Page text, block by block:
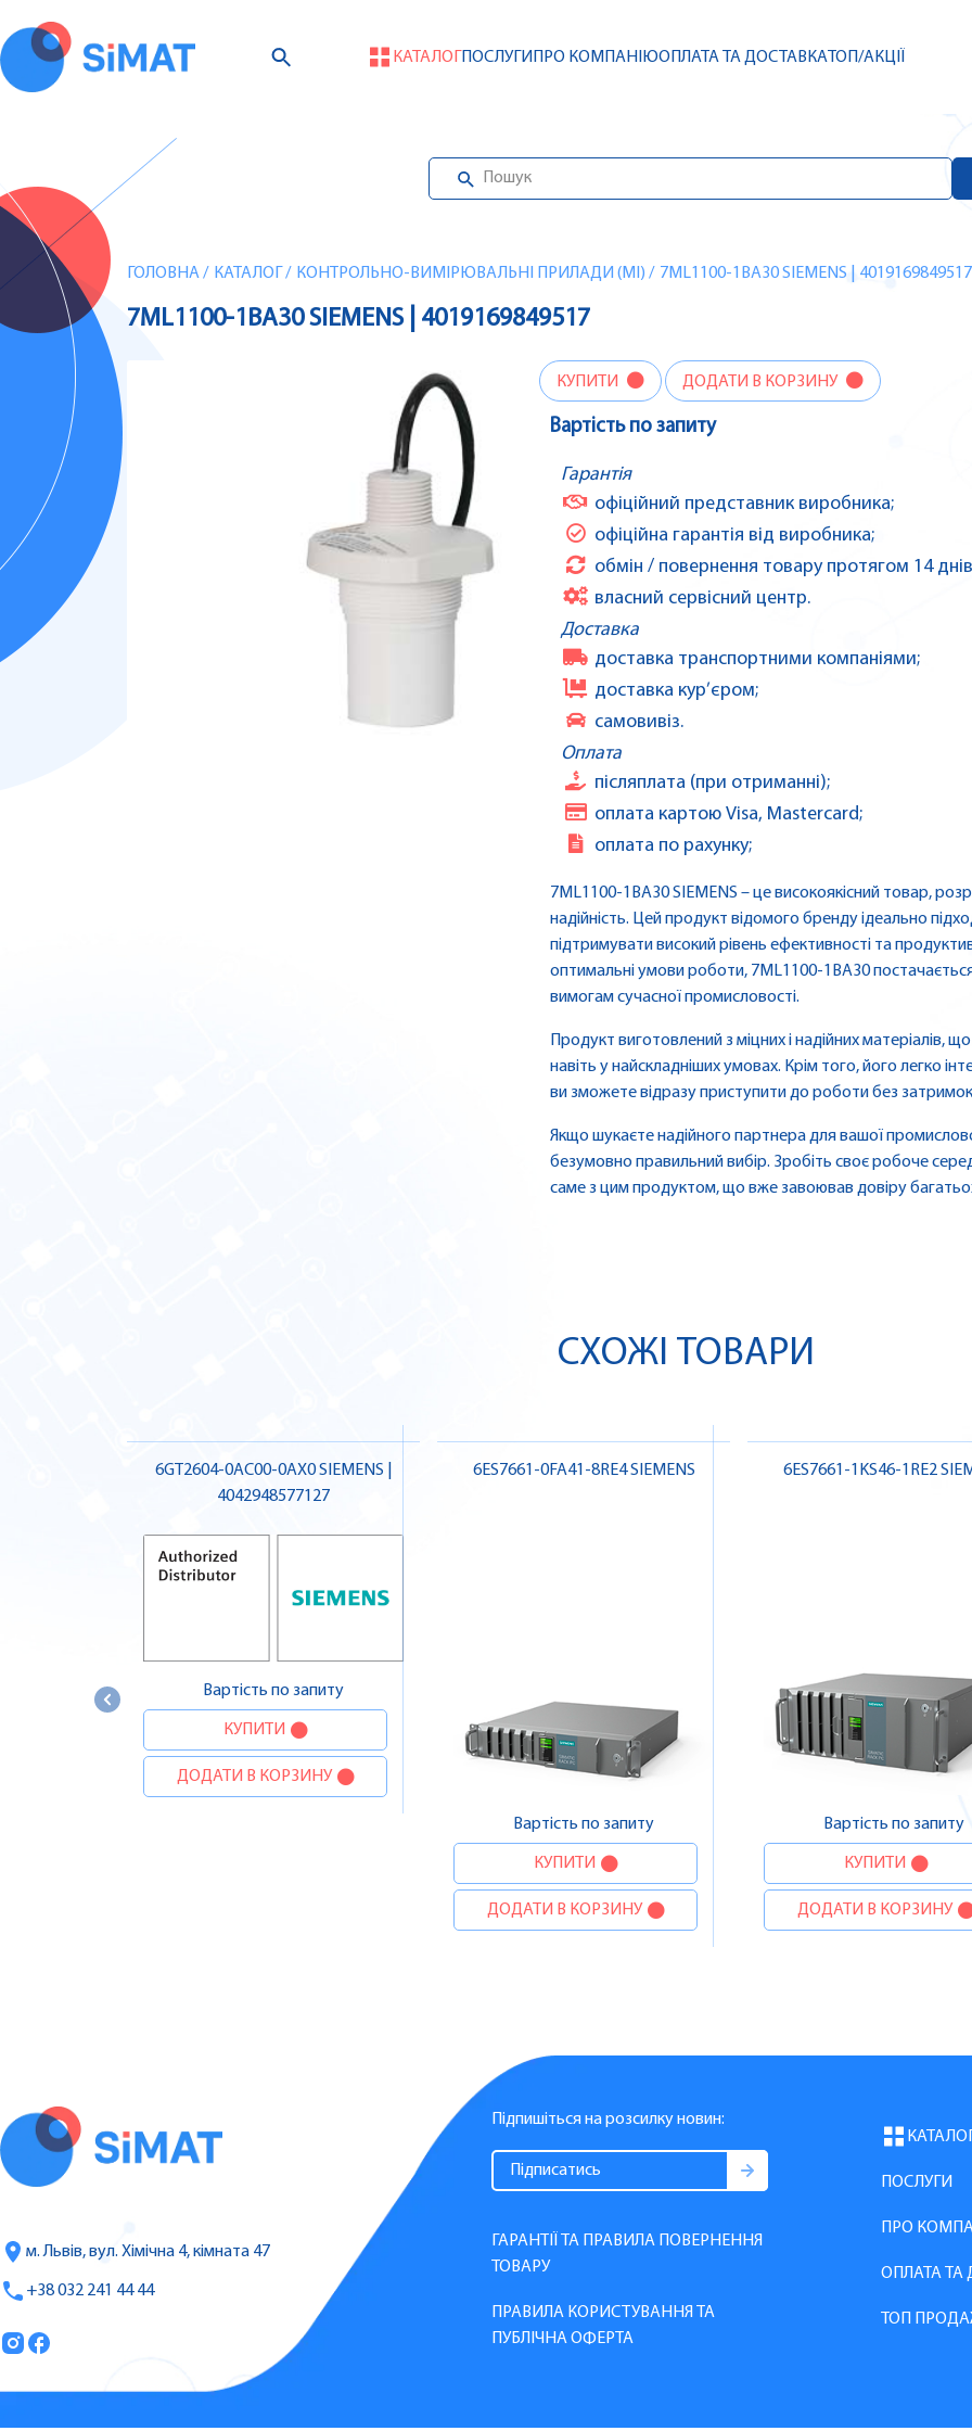
КАТАЛОГПОСЛУГИ ПРО КОМПАНІЮОПЛАТА ТА ДОСТАВКАТОП/АКЦІЇ
ГОЛОВНА/ КАТАЛОГ / КОНТРОЛЬНО-ВИМІРЮВАЛЬНІ ПРИЛАДИ (MI) / 7ML1100-1BA30 SIEMENS | 4019169849517
7ML1100-1BA30 SIEMENS | 4019169849517
КУПИТИ ДОДАТИ В КОРЗИНУ
Вартість по запиту
Гарантія
офіційний представник виробника;
офіційна гарантія від виробника;
обмін / повернення товару протягом 14
власний сервісний центр.
Доставка
доставка транспортними компаніями;
доставка кур’єром;
самовивіз.
Оплата
післяплата (при отриманні);
оплата картою Visa, Mastercard;
оплата по рахунку;
7ML1100-1BA30 SIEMENS – це високоякісний товар,
надійність. Цей продукт відомого бренду ідеально
підтримувати високий рівень ефективності та
оптимальні умови роботи, 7ML1100-1BA30
вимогам сучасної промисловості.
Продукт виготовлений з міцних і надійних матеріалів,
навіть у найскладніших умовах. Крім того, його легко
ви зможете відразу приступити до роботи без
Якщо шукаєте надійного партнера для вашої
безумовно правильний вибір. Зробіть своє робоче
саме з цим продуктом, що вже завоював довіру
СХОЖІ ТОВАРИ
6GT2604-0AC00-0AX0 SIEMENS |
4042948577127
Вартість по запиту
КУПИТИ
ДОДАТИ В КОРЗИНУ
6ES7661-0FA41-8RE4 SIEMENS
Вартість по запиту
КУПИТИ
ДОДАТИ В КОРЗИНУ
6ES7661-1KS46-1RE2
Вартість по запиту
КУПИТИ
ДОДАТИ В КОРЗИНУ
м. Львів, вул. Хімічна 4, кімната 47
+38 032 241 44 44
Підпишіться на розсилку новин:
ГАРАНТІЇ ТА ПРАВИЛА ПОВЕРНЕННЯ
ТОВАРУ
ПРАВИЛА КОРИСТУВАННЯ ТА
ПУБЛІЧНА ОФЕРТА
КАТАЛОГ
ПОСЛУГИ
ПРО
ОПЛАТА ТА
ТОП